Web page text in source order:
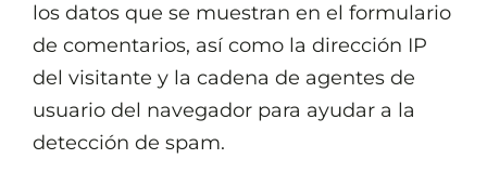
los datos que se muestran en el formulario
de comentarios, así como la dirección IP
del visitante y la cadena de agentes de
usuario del navegador para ayudar a la
detección de spam.